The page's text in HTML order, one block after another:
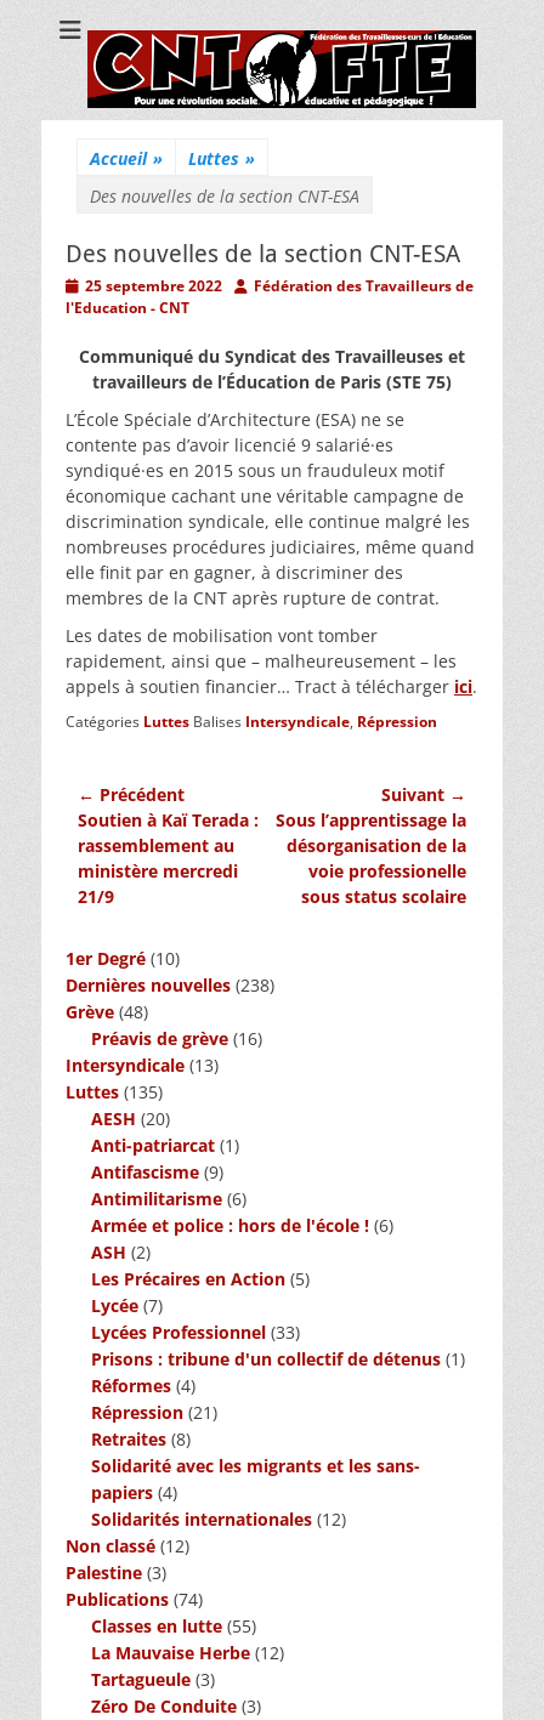
CNT Fédération
des
Travailleuses/eurs
Pour une révolution sociale, éducative et pédagogique !
Accueil » Luttes »
Des nouvelles de la section CNT-ESA
Des nouvelles de la section CNT-ESA
Posted
on
25 septembre 2022 AuthorFédération des Travailleurs de
l'Education - CNT
Communiqué du Syndicat des Travailleuses et
travailleurs de l’Éducation de Paris (STE 75)
L’École Spéciale d’Architecture (ESA) ne se
contente pas d’avoir licencié 9 salarié·es
syndiqué·es en 2015 sous un frauduleux motif
économique cachant une véritable campagne de
discrimination syndicale, elle continue malgré les
nombreuses procédures judiciaires, même quand
elle finit par en gagner, à discriminer des
membres de la CNT après rupture de contrat.
Les dates de mobilisation vont tomber
rapidement, ainsi que – malheureusement – les
appels à soutien financier… Tract à télécharger ici.
Catégories Luttes Balises Intersyndicale, Répression
Navigation
de
l’article
← Précédent
Article
précédent :
Soutien à Kaï Terada :
rassemblement au
ministère mercredi
21/9
Suivant →
Article
suivant :
Sous l’apprentissage la
désorganisation de la
voie professionelle
sous status scolaire
1er Degré (10)
Dernières nouvelles (238)
Grève (48)
Préavis de grève (16)
Intersyndicale (13)
Luttes (135)
AESH (20)
Anti-patriarcat (1)
Antifascisme (9)
Antimilitarisme (6)
Armée et police : hors de l'école ! (6)
ASH (2)
Les Précaires en Action (5)
Lycée (7)
Lycées Professionnel (33)
Prisons : tribune d'un collectif de détenus (1)
Réformes (4)
Répression (21)
Retraites (8)
Solidarité avec les migrants et les sans-
papiers (4)
Solidarités internationales (12)
Non classé (12)
Palestine (3)
Publications (74)
Classes en lutte (55)
La Mauvaise Herbe (12)
Tartagueule (3)
Zéro De Conduite (3)